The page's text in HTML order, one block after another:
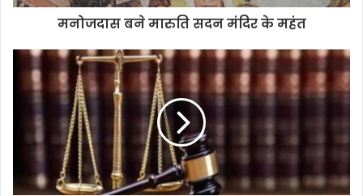
मनोजदास बने मारुति सदन मंदिर के महंत